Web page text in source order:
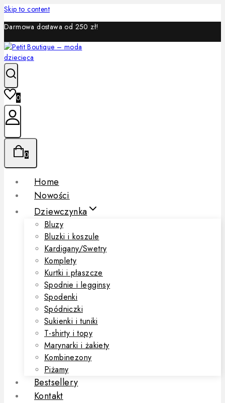
Skip to content
Darmowa dostawa od 250 zł!
0
0
Home
Nowości
Dziewczynka
Bluzy
Bluzki i koszule
Kardigany/Swetry
Komplety
Kurtki i płaszcze
Spodnie i legginsy
Spodenki
Spódniczki
Sukienki i tuniki
T-shirty i topy
Marynarki i żakiety
Kombinezony
Piżamy
Bestsellery
Kontakt